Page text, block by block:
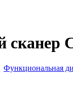
Функциональная